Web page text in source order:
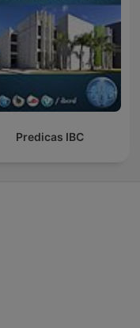
Predicas IBC